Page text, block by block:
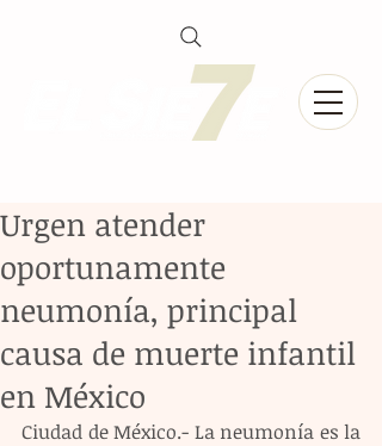
Urgen atender
oportunamente
neumonía, principal
causa de muerte infantil
en México
Ciudad de México.- La neumonía es la